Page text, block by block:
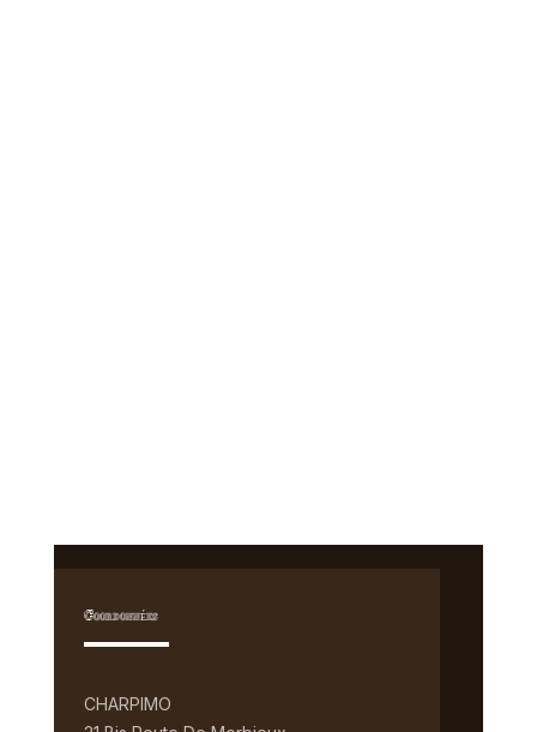
Coordonnées
CHARPIMO